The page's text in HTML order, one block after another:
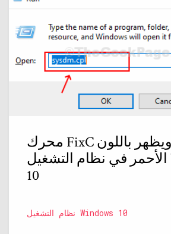
محرك FixC ممتلئ ويظهر باللون
الأحمر في نظام التشغيل Windows
10
نظام التشغيل Windows 10